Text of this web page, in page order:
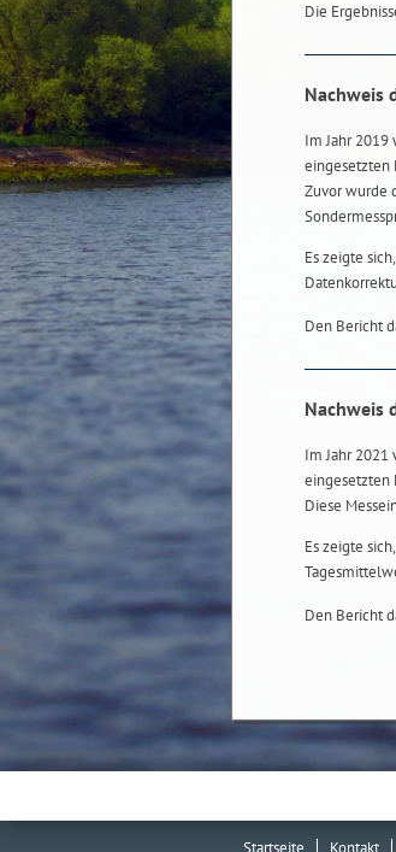
Die
Nachweis
Im Jahr
eingesetzten
Zuvor wurde
Es zeigte
Den Bericht
Nachweis
Im Jahr
eingesetzten
Diese
Es zeigte
Den Bericht